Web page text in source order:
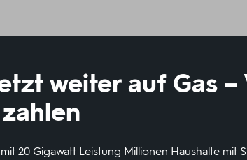
weiter auf Gas
20 Gigawatt Leistung Millionen Haushalte mit